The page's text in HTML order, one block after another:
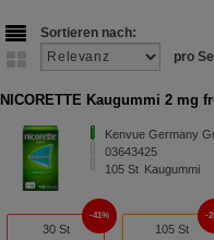
Sortieren nach:
pro
NICORETTE Kaugummi 2 mg
Kenvue Germany
03643425
105St Kaugummi
30 St
41%
105 St